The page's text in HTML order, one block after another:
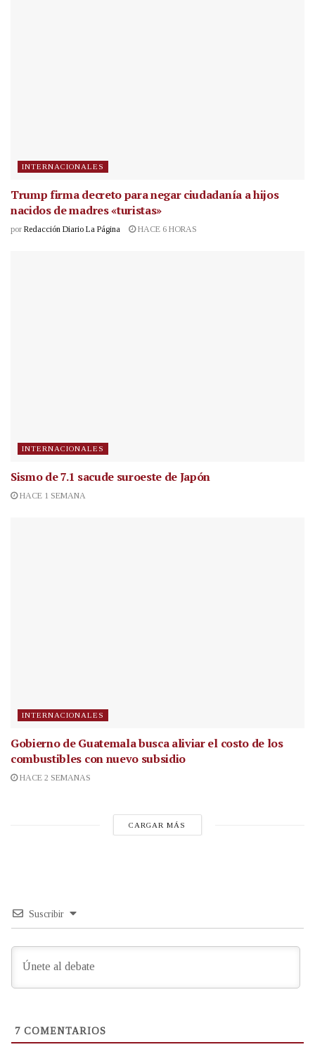
INTERNACIONALES
Trump firma decreto para negar ciudadanía a hijos
nacidos de madres «turistas»
por Redacción Diario La Página HACE 6 HORAS
INTERNACIONALES
Sismo de 7.1 sacude suroeste de Japón
HACE 1 SEMANA
INTERNACIONALES
Gobierno de Guatemala busca aliviar el costo de los
combustibles con nuevo subsidio
HACE 2 SEMANAS
CARGAR MÁS
Suscribir
7 COMENTARIOS